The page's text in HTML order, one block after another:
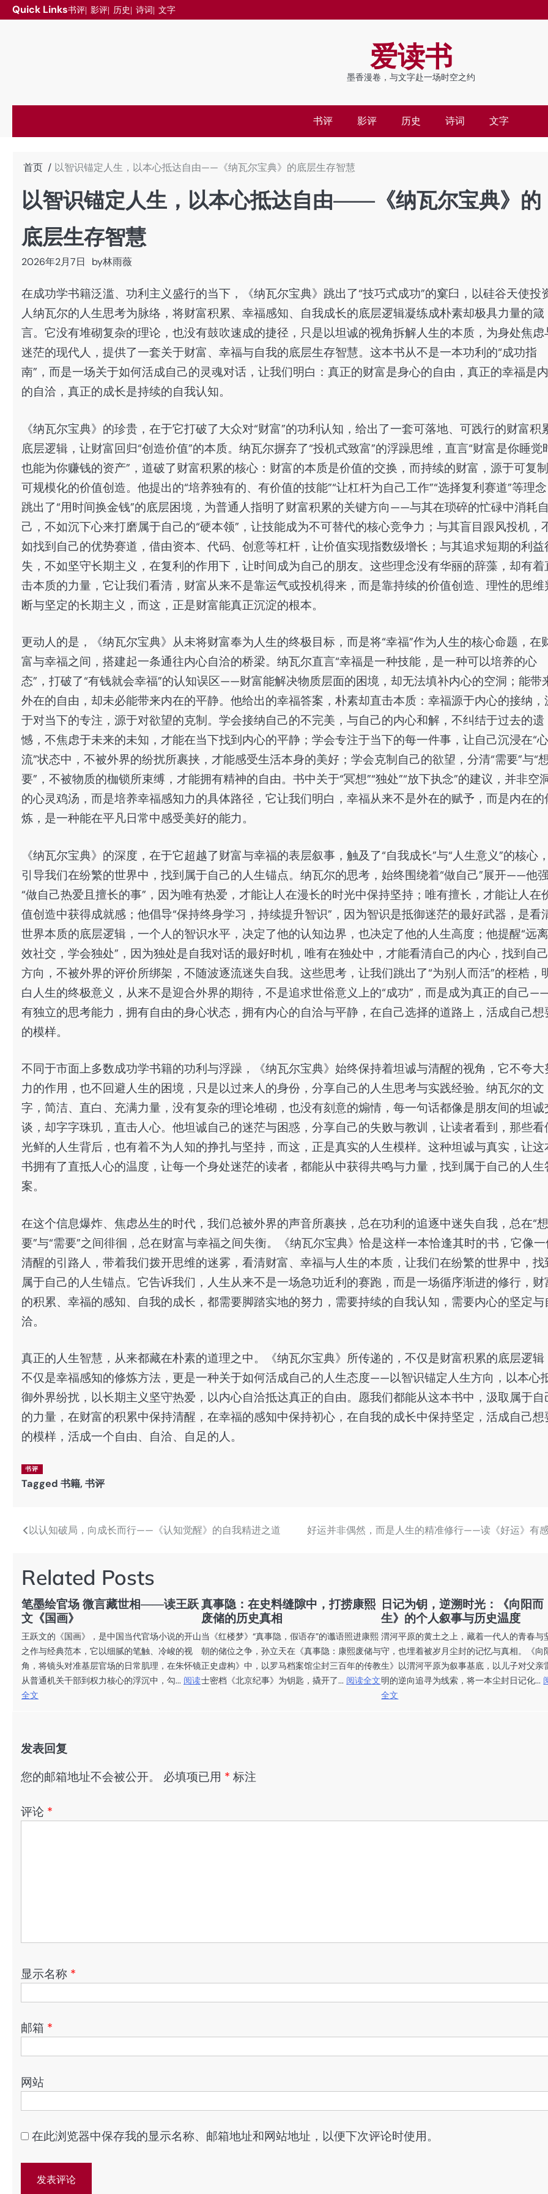
至
Quick Links书评 影评 历史 诗词 文字
爱读书
墨香漫卷，与文字赴一场时空之约
书评 影评 历史 诗词 文字
首页 以智识锚定人生，以本心抵达自由——《纳瓦尔宝典》的底层生存智慧
以智识锚定人生，以本心抵达自由——《纳瓦尔宝典》的
底层生存智慧
2026年2月7日 by林雨薇
在成功学书籍泛滥、功利主义盛行的当下，《纳瓦尔宝典》跳出了“技巧式成功”的窠臼，以硅谷天使投
人纳瓦尔的人生思考为脉络，将财富积累、幸福感知、自我成长的底层逻辑凝练成朴素却极具力量的箴
言。它没有堆砌复杂的理论，也没有鼓吹速成的捷径，只是以坦诚的视角拆解人生的本质，为身处焦虑
迷茫的现代人，提供了一套关于财富、幸福与自我的底层生存智慧。这本书从不是一本功利的“成功指
南”，而是一场关于如何活成自己的灵魂对话，让我们明白：真正的财富是身心的自由，真正的幸福是
的自洽，真正的成长是持续的自我认知。
《纳瓦尔宝典》的珍贵，在于它打破了大众对“财富”的功利认知，给出了一套可落地、可践行的财富积
底层逻辑，让财富回归“创造价值”的本质。纳瓦尔摒弃了“投机式致富”的浮躁思维，直言“财富是你睡觉
也能为你赚钱的资产”，道破了财富积累的核心：财富的本质是价值的交换，而持续的财富，源于可复制
可规模化的价值创造。他提出的“培养独有的、有价值的技能”“让杠杆为自己工作”“选择复利赛道”等理念
跳出了“用时间换金钱”的底层困境，为普通人指明了财富积累的关键方向——与其在琐碎的忙碌中消耗自
己，不如沉下心来打磨属于自己的“硬本领”，让技能成为不可替代的核心竞争力；与其盲目跟风投机，
如找到自己的优势赛道，借由资本、代码、创意等杠杆，让价值实现指数级增长；与其追求短期的利益
失，不如坚守长期主义，在复利的作用下，让时间成为自己的朋友。这些理念没有华丽的辞藻，却有着
击本质的力量，它让我们看清，财富从来不是靠运气或投机得来，而是靠持续的价值创造、理性的思维
断与坚定的长期主义，而这，正是财富能真正沉淀的根本。
更动人的是，《纳瓦尔宝典》从未将财富奉为人生的终极目标，而是将“幸福”作为人生的核心命题，在
富与幸福之间，搭建起一条通往内心自洽的桥梁。纳瓦尔直言“幸福是一种技能，是一种可以培养的心
态”，打破了“有钱就会幸福”的认知误区——财富能解决物质层面的困境，却无法填补内心的空洞；能带
外在的自由，却未必能带来内在的平静。他给出的幸福答案，朴素却直击本质：幸福源于内心的接纳，
于对当下的专注，源于对欲望的克制。学会接纳自己的不完美，与自己的内心和解，不纠结于过去的遗
憾，不焦虑于未来的未知，才能在当下找到内心的平静；学会专注于当下的每一件事，让自己沉浸在“心
流”状态中，不被外界的纷扰所裹挟，才能感受生活本身的美好；学会克制自己的欲望，分清“需要”与“
要”，不被物质的枷锁所束缚，才能拥有精神的自由。书中关于“冥想”“独处”“放下执念”的建议，并非空
的心灵鸡汤，而是培养幸福感知力的具体路径，它让我们明白，幸福从来不是外在的赋予，而是内在的
炼，是一种能在平凡日常中感受美好的能力。
《纳瓦尔宝典》的深度，在于它超越了财富与幸福的表层叙事，触及了“自我成长”与“人生意义”的核心，
引导我们在纷繁的世界中，找到属于自己的人生锚点。纳瓦尔的思考，始终围绕着“做自己”展开——他
“做自己热爱且擅长的事”，因为唯有热爱，才能让人在漫长的时光中保持坚持；唯有擅长，才能让人在
值创造中获得成就感；他倡导“保持终身学习，持续提升智识”，因为智识是抵御迷茫的最好武器，是看
世界本质的底层逻辑，一个人的智识水平，决定了他的认知边界，也决定了他的人生高度；他提醒“远
效社交，学会独处”，因为独处是自我对话的最好时机，唯有在独处中，才能看清自己的内心，找到自
方向，不被外界的评价所绑架，不随波逐流迷失自我。这些思考，让我们跳出了“为别人而活”的桎梏，
白人生的终极意义，从来不是迎合外界的期待，不是追求世俗意义上的“成功”，而是成为真正的自己
有独立的思考能力，拥有自由的身心状态，拥有内心的自洽与平静，在自己选择的道路上，活成自己想
的模样。
不同于市面上多数成功学书籍的功利与浮躁，《纳瓦尔宝典》始终保持着坦诚与清醒的视角，它不夸大
力的作用，也不回避人生的困境，只是以过来人的身份，分享自己的人生思考与实践经验。纳瓦尔的文
字，简洁、直白、充满力量，没有复杂的理论堆砌，也没有刻意的煽情，每一句话都像是朋友间的坦诚
谈，却字字珠玑，直击人心。他坦诚自己的迷茫与困惑，分享自己的失败与教训，让读者看到，那些看
光鲜的人生背后，也有着不为人知的挣扎与坚持，而这，正是真实的人生模样。这种坦诚与真实，让这
书拥有了直抵人心的温度，让每一个身处迷茫的读者，都能从中获得共鸣与力量，找到属于自己的人生
案。
在这个信息爆炸、焦虑丛生的时代，我们总被外界的声音所裹挟，总在功利的追逐中迷失自我，总在“想
要”与“需要”之间徘徊，总在财富与幸福之间失衡。《纳瓦尔宝典》恰是这样一本恰逢其时的书，它像一
清醒的引路人，带着我们拨开思维的迷雾，看清财富、幸福与人生的本质，让我们在纷繁的世界中，找
属于自己的人生锚点。它告诉我们，人生从来不是一场急功近利的赛跑，而是一场循序渐进的修行，财
的积累、幸福的感知、自我的成长，都需要脚踏实地的努力，需要持续的自我认知，需要内心的坚定与
洽。
真正的人生智慧，从来都藏在朴素的道理之中。《纳瓦尔宝典》所传递的，不仅是财富积累的底层逻辑
不仅是幸福感知的修炼方法，更是一种关于如何活成自己的人生态度——以智识锚定人生方向，以本心
御外界纷扰，以长期主义坚守热爱，以内心自洽抵达真正的自由。愿我们都能从这本书中，汲取属于自
的力量，在财富的积累中保持清醒，在幸福的感知中保持初心，在自我的成长中保持坚定，活成自己想
的模样，活成一个自由、自洽、自足的人。
书评
Tagged 书籍,书评
文
导
航
以认知破局，向成长而行——《认知觉醒》的自我精进之道 好运并非偶然，而是人生的精准修行——读《好运》有
Related Posts
笔墨绘官场 微言藏世相——读王跃
文《国画》
王跃文的《国画》，是中国当代官场小说的开山
之作与经典范本，它以细腻的笔触、冷峻的视
角，将镜头对准基层官场的日常肌理，在朱怀镜
从普通机关干部到权力核心的浮沉中，勾... 阅读
全文
真事隐：在史料缝隙中，打捞康熙
废储的历史真相
当《红楼梦》“真事隐，假语存”的谶语照进康熙
朝的储位之争，孙立天在《真事隐：康熙废储与
正史虚构》中，以罗马档案馆尘封三百年的传教
士密档《北京纪事》为钥匙，撬开了... 阅读全文
日记为钥，逆溯时光：《向阳而
生》的个人叙事与历史温度
渭河平原的黄土之上，藏着一代人的青春与
守，也埋着被岁月尘封的记忆与真相。《向
生》以渭河平原为叙事基底，以儿子对父亲
明的逆向追寻为线索，将一本尘封日记化...
全文
发表回复
您的邮箱地址不会被公开。 必填项已用 * 标注
评论 *
显示名称 *
邮箱 *
网站
在此浏览器中保存我的显示名称、邮箱地址和网站地址，以便下次评论时使用。